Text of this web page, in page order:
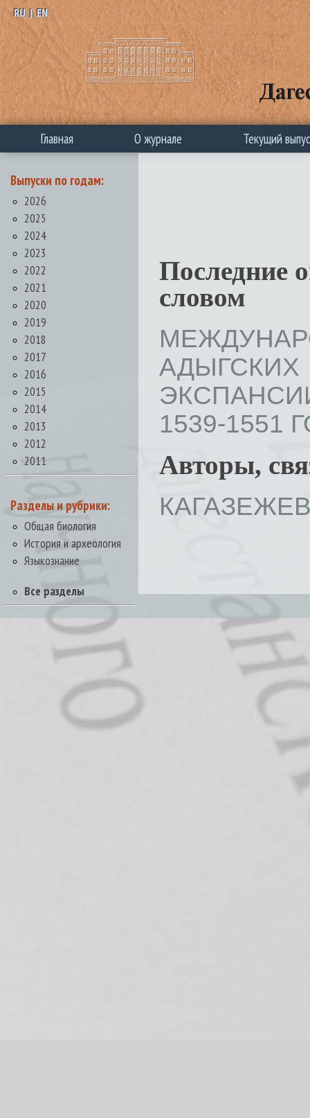
RU | EN
Главная О журнале Текущий
Выпуски по годам:
2026
2025
2024
2023
2022
2021
2020
2019
2018
2017
2016
2015
2014
2013
2012
2011
Разделы и рубрики:
Общая биология
История и археология
Языкознание
Все разделы
Последние
словом
1539-1551
Авторы,
КАГАЗЕЖЕВ